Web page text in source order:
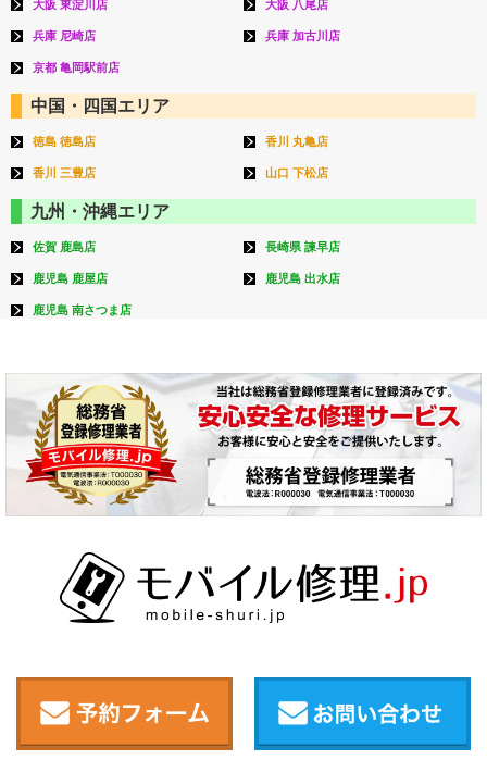
大阪 東淀川店 大阪 八尾店
兵庫 尼崎店 兵庫 加古川店
京都 亀岡駅前店
中国・四国エリア
徳島 徳島店 香川 丸亀店
香川 三豊店 山口 下松店
九州・沖縄エリア
佐賀 鹿島店 長崎県 諫早店
鹿児島 鹿屋店 鹿児島 出水店
鹿児島 南さつま店